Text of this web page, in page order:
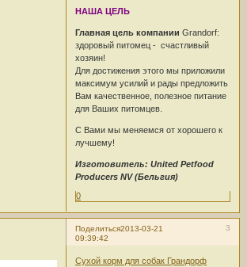
НАША ЦЕЛЬ
Главная цель компании Grandorf:
здоровый питомец - счастливый
хозяин!
Для достижения этого мы приложили
максимум усилий и рады предложить
Вам качественное, полезное питание
для Ваших питомцев.
C Вами мы меняемся от хорошего к
лучшему!
Изготовитель: United Petfood
Producers NV (Бельгия)
0
Поделиться 3
2013-03-21
09:39:42
Сухой корм для собак Грандорф